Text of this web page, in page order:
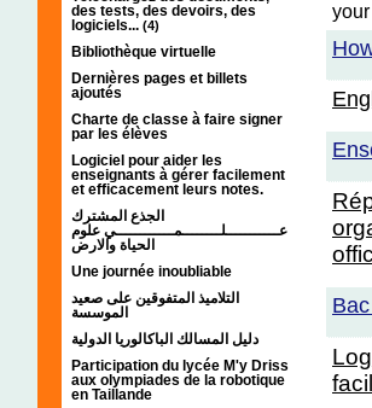
des tests, des devoirs, des
logiciels... (4)
Bibliothèque virtuelle
Dernières pages et billets
ajoutés
Charte de classe à faire signer
par les élèves
Logiciel pour aider les
enseignants à gérer facilement
et efficacement leurs notes.
الجذع المشترك
عـــــــــــلــــــــمــــــــــــي علوم
الحياة والارض
Une journée inoubliable
التلاميذ المتفوقين على صعيد
الموسسة
دليل المسالك الباكالوريا الدولية
Participation du lycée M'y Driss
aux olympiades de la robotique
en Taillande